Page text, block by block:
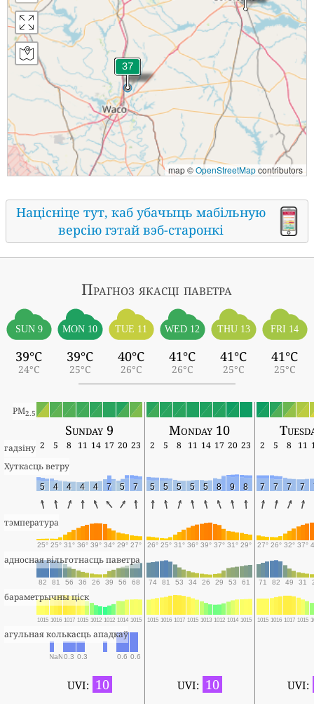
map ©OpenStreetMapcontributors
Націсніце тут, каб убачыць мабільную
версію гэтай вэб-старонкі
Прагноз якасці паветра
SUN 9
39°C
24°C
MON 10
39°C
25°C
TUE 11
40°C
26°C
WED 12
41°C
26°C
THU 13
41°C
25°C
FRI 14
41°C
25°C
PM2.5
Sunday 9 Monday 10
гадзіну 2 5 8 11 14 17 20 23 2 5 8 11 14 17 20 23 2 5 8 11
Хуткасць ветру
5 4 4 4 4 7 5 7 5 5 5 5 5 8 9 8 7 7 7 7
тэмпература
25° 25° 31° 36° 39° 34° 29° 27° 26° 25° 31° 36° 39° 37° 31° 29° 27° 26° 32° 37°
адносная вільготнасць паветра
82 81 56 36 26 39 56 68 74 81 53 34 26 29 53 61 71 82 49 31
бараметрычны ціск
1015 1016 1017 1015 1012 1012 1014 1015 1015 1016 1017 1015 1013 1012 1014 1015 1015 1016 1017 1015
агульная колькасць ападкаў
NaN 0.3 0.3 0.6 0.6
UVI: 10 UVI: 10 UVI: